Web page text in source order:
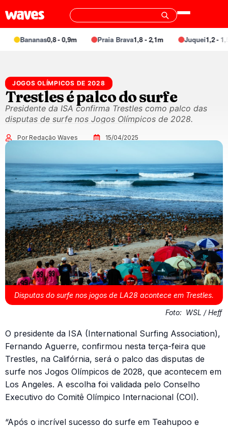
Bananas0,8 - 0,9m Praia Brava1,8 - 2,1m Juquei1,2 -
JOGOS OLÍMPICOS DE 2028
Trestles é palco do surfe
Presidente da ISA confirma Trestles como palco das
disputas de surfe nos Jogos Olímpicos de 2028.
Por Redação Waves 15/04/2025
Disputas do surfe nos jogos de LA28 acontece em Trestles.
Foto: WSL / Heff
O presidente da ISA (International Surfing Association),
Fernando Aguerre, confirmou nesta terça-feira que
Trestles, na Califórnia, será o palco das disputas de
surfe nos Jogos Olímpicos de 2028, que acontecem em
Los Angeles. A escolha foi validada pelo Conselho
Executivo do Comitê Olímpico Internacional (COI).
“Após o incrível sucesso do surfe em Teahupoo e